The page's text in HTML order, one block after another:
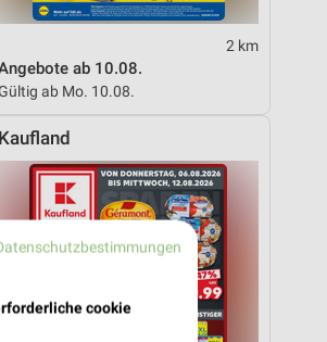
2 km
ab 10.08.
ab Mo. 10.08.
Kaufland
cookie